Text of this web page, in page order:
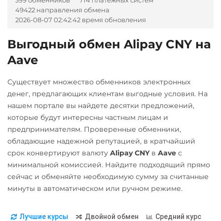
NEAR Protocol
Notcoin (NOT)
ONDO
Ontology (ONT)
Optimism (OP)
PancakeSwap (CAKE)
Pax Dollar (USDP)
ERC20
Pepe
Pol (ex-MATIC)
Qtum
Почта Банк RUB
Приват24
Промсвязьбанк RUB
Райффайзен
RUB UAH
РНКБ RUB
Росбанк RUB
Россельхоз банк RUB
Русский Стандарт RUB
Сбербанк
Tether Gold (XAUt)
Tezos (XTZ)
Tron (TRX)
TrueUSD (TUSD)
Uniswap (UNI)
ERC20
USD Coin (USDC)
ERC20 BEP20
Polygon
ARB
OP
BASE
Utopia USD (UUSD)
VeChain (VET)
NOK
Альфа-Банк
Беларусбанк BYN
ВТБ Банк RUB
Газпромбанк RUB
Евразийский Банк KZT
ЕРИП Расчет BYN
49422 направления обмена
2026-08-07 02:42:42 время обновления
Выгодный обмен Alipay CNY на
Aave
Существует множество обменников электронных
денег, предлагающих клиентам выгодные условия. На
нашем портале вы найдете десятки предложений,
которые будут интересны частным лицам и
предпринимателям. Проверенные обменники,
обладающие надежной репутацией, в кратчайший
срок конвертируют валюту Alipay CNYв Aave с
минимальной комиссией. Найдите подходящий прямо
сейчас и обменяйте необходимую сумму за считанные
минуты в автоматическом или ручном режиме.
Лучшие курсы Двойной обмен Средний курс